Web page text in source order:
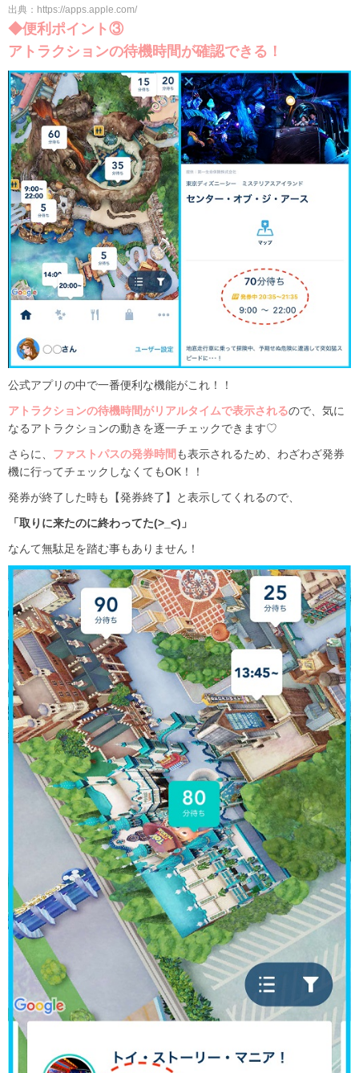
出典：https://apps.apple.com/
◆便利ポイント③
アトラクションの待機時間が確認できる！
公式アプリの中で一番便利な機能がこれ！！
アトラクションの待機時間がリアルタイムで表示されるので、気に
なるアトラクションの動きを逐一チェックできます♡
さらに、 ファストパスの発券時間 も表示されるため、わざわざ発券
機に行ってチェックしなくてもOK！！
発券が終了した時も【発券終了】と表示してくれるので、
「取りに来たのに終わってた(>_<)」
なんて無駄足を踏む事もありません！